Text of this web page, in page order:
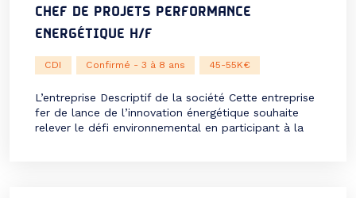
CHEF DE PROJETS PERFORMANCE
ENERGÉTIQUE H/F
CDI Confirmé - 3 à 8 ans 45-55K€
L’entreprise Descriptif de la société Cette entreprise
fer de lance de l’innovation énergétique souhaite
relever le défi environnemental en participant à la